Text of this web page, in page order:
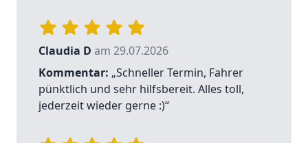
Claudia D am 29.07.2026
Kommentar: „Schneller Termin, Fahrer
pünktlich und sehr hilfsbereit. Alles toll,
jederzeit wieder gerne :)“